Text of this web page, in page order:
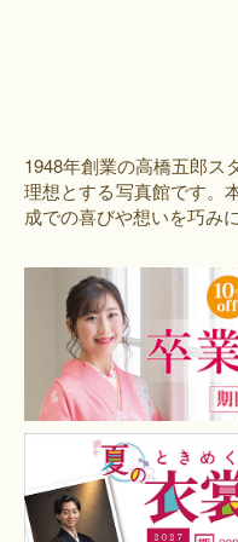
1948年創業の高橋五郎ス
理想とする写真館です。
成での喜びや想いを巧み